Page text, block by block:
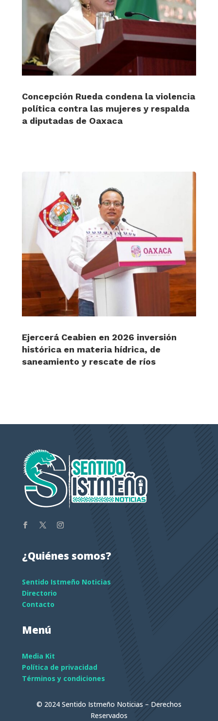
Concepción Rueda condena la violencia
política contra las mujeres y respalda
a diputadas de Oaxaca
Ejercerá Ceabien en 2026 inversión
histórica en materia hídrica, de
saneamiento y rescate de ríos
¿Quiénes somos?
Sentido Istmeño Noticias
Directorio
Contacto
Menú
Media Kit
Política de privacidad
Términos y condiciones
© 2024 Sentido Istmeño Noticias – Derechos
Reservados